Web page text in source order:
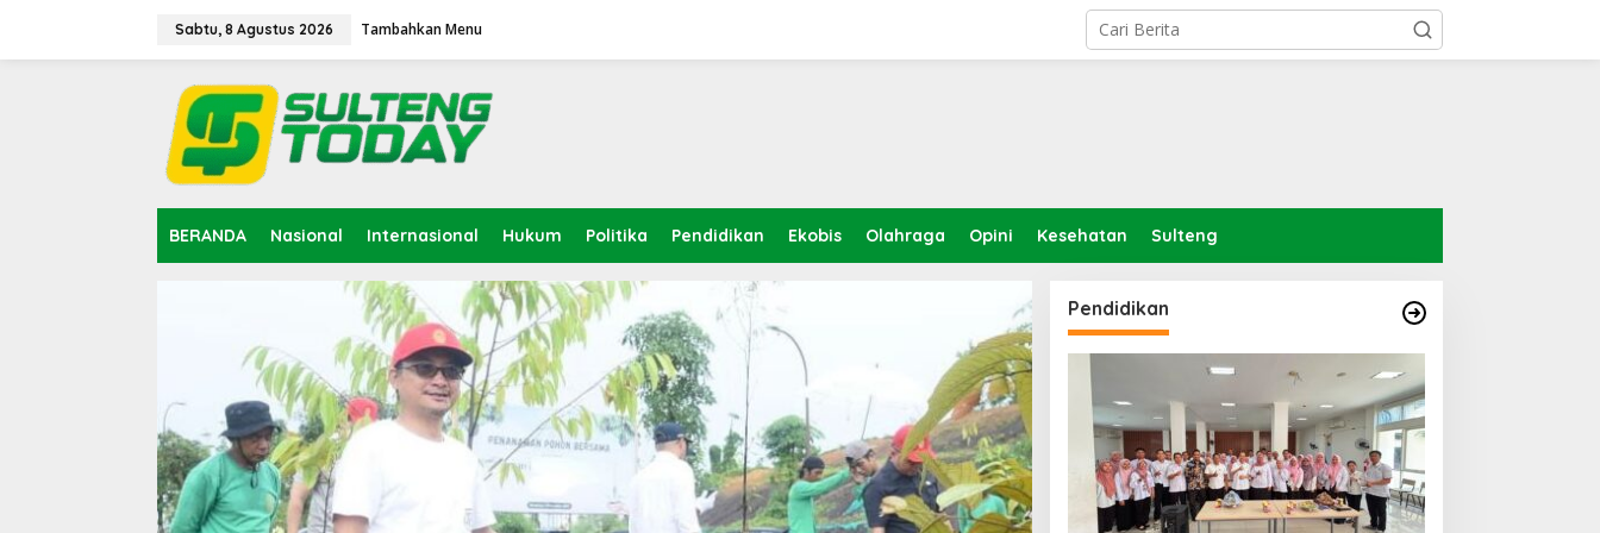
Sabtu, 8 Agustus 2026 Tambahkan Menu
BERANDA Nasional Internasional Hukum Politika Pendidikan Ekobis Olahraga Opini Kesehatan Sulteng
Pendidikan